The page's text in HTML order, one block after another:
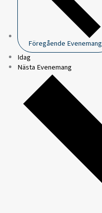
Föregående Evenemang
Idag
Nästa Evenemang